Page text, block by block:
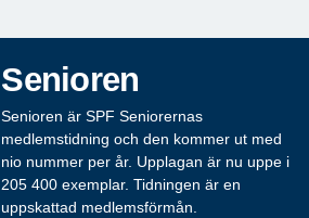
Senioren
Senioren är SPF Seniorernas
medlemstidning och den kommer ut med
nio nummer per år. Upplagan är nu uppe i
205 400 exemplar. Tidningen är en
uppskattad medlemsförmån.